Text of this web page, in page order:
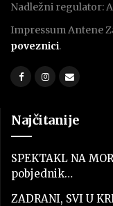
Nadležni regulator:
Impressum Antene
poveznici.
Najčitanije
SPEKTAKL NA
pobjednik…
ZADRANI, SVI U